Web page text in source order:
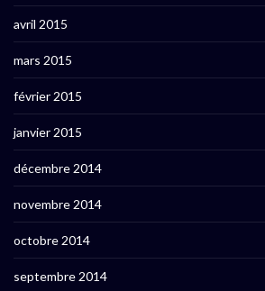
avril 2015
mars 2015
février 2015
janvier 2015
décembre 2014
novembre 2014
octobre 2014
septembre 2014